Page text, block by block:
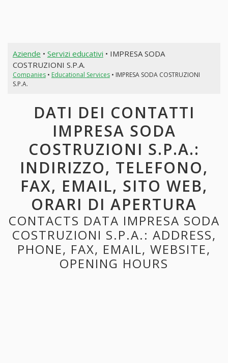
Aziende • Servizi educativi • IMPRESA SODA
COSTRUZIONI S.P.A.
Companies• Educational Services• IMPRESA SODA COSTRUZIONI
S.P.A.
DATI DEI CONTATTI
IMPRESA SODA
COSTRUZIONI S.P.A.:
INDIRIZZO, TELEFONO,
FAX, EMAIL, SITO WEB,
ORARI DI APERTURA
CONTACTS DATA IMPRESA SODA
COSTRUZIONI S.P.A.: ADDRESS,
PHONE, FAX, EMAIL, WEBSITE,
OPENING HOURS